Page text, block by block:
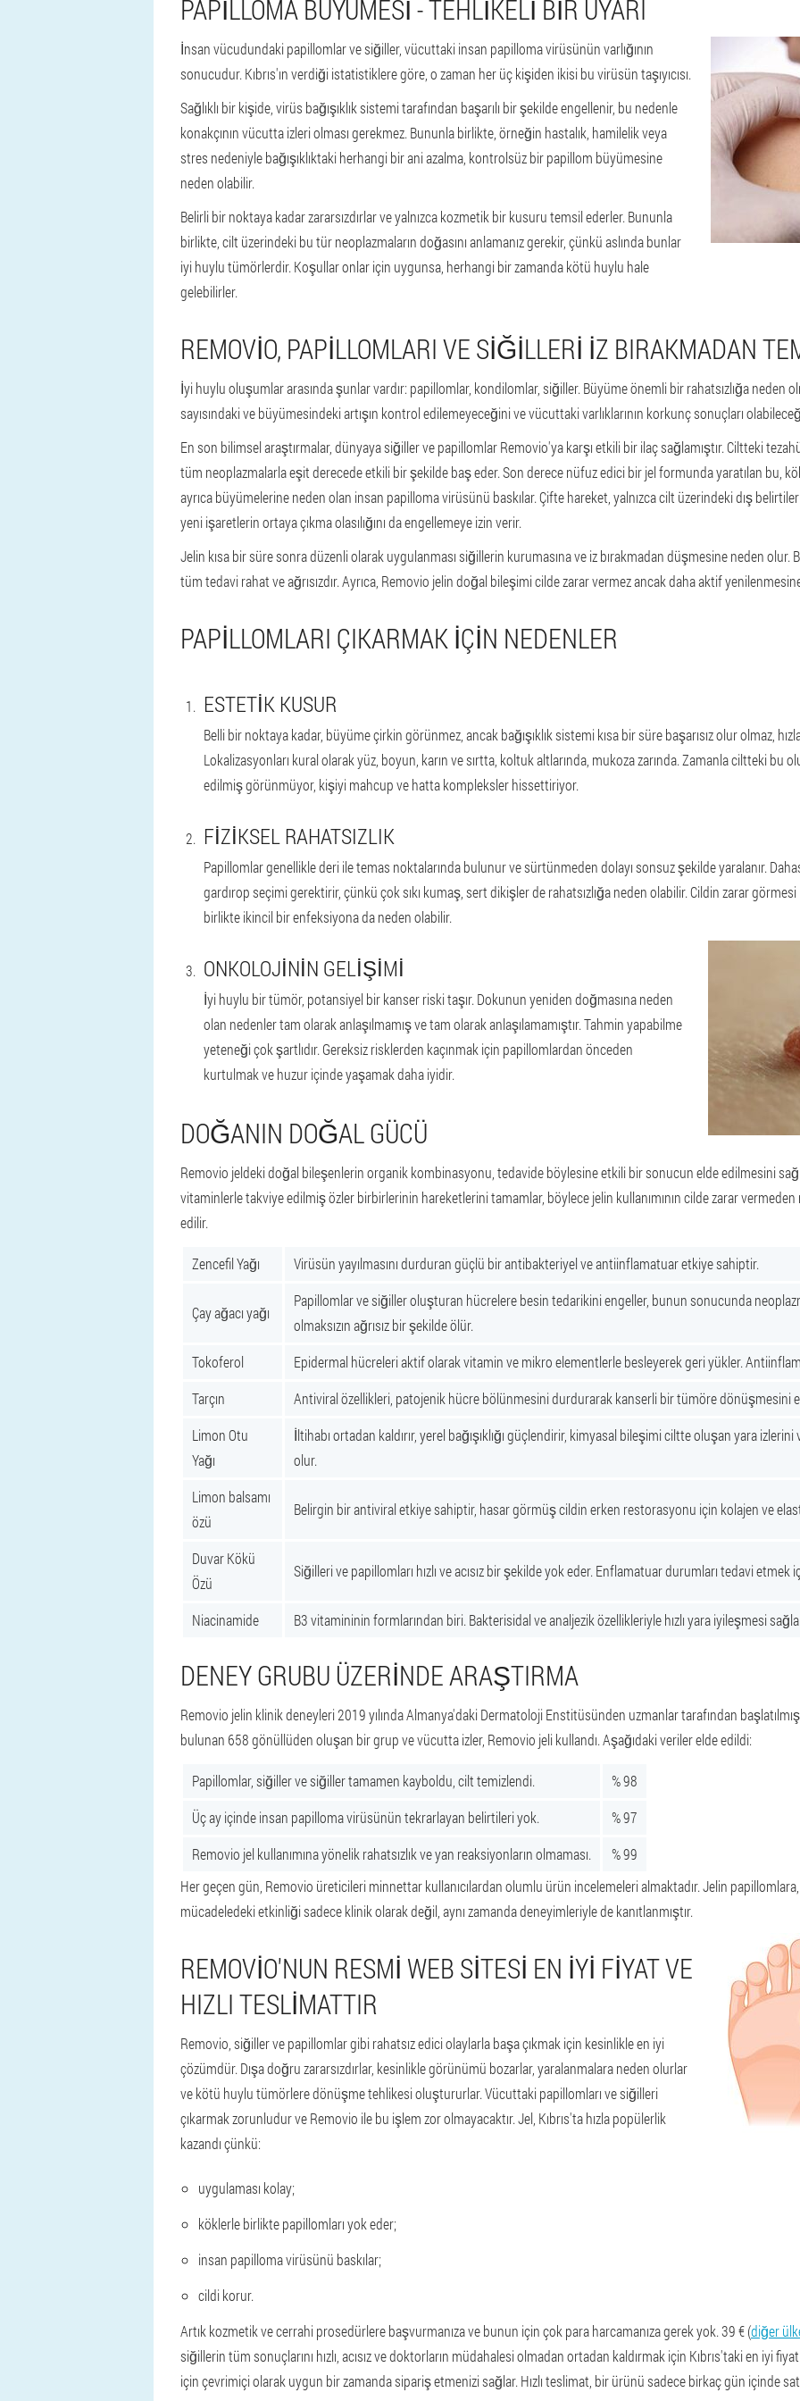
PAPILLOMA BÜYÜMESI - TEHLIKELI BIR UYARI
İnsan vücudundaki papillomlar ve siğiller, vücuttaki insan papilloma virüsünün varlığının
sonucudur. Kıbrıs'ın verdiği istatistiklere göre, o zaman her üç kişiden ikisi bu virüsün taşıyıcısı.
Sağlıklı bir kişide, virüs bağışıklık sistemi tarafından başarılı bir şekilde engellenir, bu nedenle
konakçının vücutta izleri olması gerekmez. Bununla birlikte, örneğin hastalık, hamilelik veya
stres nedeniyle bağışıklıktaki herhangi bir ani azalma, kontrolsüz bir papillom büyümesine
neden olabilir.
Belirli bir noktaya kadar zararsızdırlar ve yalnızca kozmetik bir kusuru temsil ederler. Bununla
birlikte, cilt üzerindeki bu tür neoplazmaların doğasını anlamanız gerekir, çünkü aslında bunlar
iyi huylu tümörlerdir. Koşullar onlar için uygunsa, herhangi bir zamanda kötü huylu hale
gelebilirler.
REMOVIO, PAPILLOMLARI VE SIĞILLERI IZ BIRAKMADAN
İyi huylu oluşumlar arasında şunlar vardır: papillomlar, kondilomlar, siğiller. Büyüme önemli bir rahatsızlığa neden
sayısındaki ve büyümesindeki artışın kontrol edilemeyeceğini ve vücuttaki varlıklarının korkunç sonuçları
En son bilimsel araştırmalar, dünyaya siğiller ve papillomlar Removio'ya karşı etkili bir ilaç sağlamıştır. Ciltteki
tüm neoplazmalarla eşit derecede etkili bir şekilde baş eder. Son derece nüfuz edici bir jel formunda yaratılan bu,
ayrıca büyümelerine neden olan insan papilloma virüsünü baskılar. Çifte hareket, yalnızca cilt üzerindeki dış
yeni işaretlerin ortaya çıkma olasılığını da engellemeye izin verir.
Jelin kısa bir süre sonra düzenli olarak uygulanması siğillerin kurumasına ve iz bırakmadan düşmesine neden
tüm tedavi rahat ve ağrısızdır. Ayrıca, Removio jelin doğal bileşimi cilde zarar vermez ancak daha aktif
PAPILLOMLARI ÇIKARMAK IÇIN NEDENLER
ESTETIK KUSUR
Belli bir noktaya kadar, büyüme çirkin görünmez, ancak bağışıklık sistemi kısa bir süre başarısız olur olmaz,
Lokalizasyonları kural olarak yüz, boyun, karın ve sırtta, koltuk altlarında, mukoza zarında. Zamanla ciltteki bu
edilmiş görünmüyor, kişiyi mahcup ve hatta kompleksler hissettiriyor.
FIZIKSEL RAHATSIZLIK
Papillomlar genellikle deri ile temas noktalarında bulunur ve sürtünmeden dolayı sonsuz şekilde yaralanır.
gardırop seçimi gerektirir, çünkü çok sıkı kumaş, sert dikişler de rahatsızlığa neden olabilir. Cildin zarar
birlikte ikincil bir enfeksiyona da neden olabilir.
ONKOLOJININ GELIŞIMI
İyi huylu bir tümör, potansiyel bir kanser riski taşır. Dokunun yeniden doğmasına neden
olan nedenler tam olarak anlaşılmamış ve tam olarak anlaşılamamıştır. Tahmin yapabilme
yeteneği çok şartlıdır. Gereksiz risklerden kaçınmak için papillomlardan önceden
kurtulmak ve huzur içinde yaşamak daha iyidir.
DOĞANIN DOĞAL GÜCÜ
Removio jeldeki doğal bileşenlerin organik kombinasyonu, tedavide böylesine etkili bir sonucun elde edilmesini
vitaminlerle takviye edilmiş özler birbirlerinin hareketlerini tamamlar, böylece jelin kullanımının cilde zarar vermeden
edilir.
Zencefil Yağı Virüsün yayılmasını durduran güçlü bir antibakteriyel ve antiinflamatuar etkiye sahiptir.
Çay ağacı yağı
Papillomlar ve siğiller oluşturan hücrelere besin tedarikini engeller, bunun sonucunda
olmaksızın ağrısız bir şekilde ölür.
Tokoferol
Epidermal hücreleri aktif olarak vitamin ve mikro elementlerle besleyerek geri yükler.
Tarçın
Antiviral özellikleri, patojenik hücre bölünmesini durdurarak kanserli bir tümöre dönüşmesini
Limon Otu
Yağı
İltihabı ortadan kaldırır, yerel bağışıklığı güçlendirir, kimyasal bileşimi ciltte oluşan yara izlerini
olur.
Limon balsamı
özü
Belirgin bir antiviral etkiye sahiptir, hasar görmüş cildin erken restorasyonu için kolajen ve
Duvar Kökü
Özü
Siğilleri ve papillomları hızlı ve acısız bir şekilde yok eder. Enflamatuar durumları tedavi etmek
Niacinamide B3 vitamininin formlarından biri. Bakterisidal ve analjezik özellikleriyle hızlı yara iyileşmesi sağlar.
DENEY GRUBU ÜZERINDE ARAŞTIRMA
Removio jelin klinik deneyleri 2019 yılında Almanya'daki Dermatoloji Enstitüsünden uzmanlar tarafından
bulunan 658 gönüllüden oluşan bir grup ve vücutta izler, Removio jeli kullandı. Aşağıdaki veriler elde edildi:
Papillomlar, siğiller ve siğiller tamamen kayboldu, cilt temizlendi.
% 98
Üç ay içinde insan papilloma virüsünün tekrarlayan belirtileri yok.
% 97
Removio jel kullanımına yönelik rahatsızlık ve yan reaksiyonların olmaması.
% 99
Her geçen gün, Removio üreticileri minnettar kullanıcılardan olumlu ürün incelemeleri almaktadır. Jelin
mücadeledeki etkinliği sadece klinik olarak değil, aynı zamanda deneyimleriyle de kanıtlanmıştır.
REMOVIO'NUN RESMI WEB SITESI EN IYI FIYAT VE
HIZLI TESLIMATTIR
Removio, siğiller ve papillomlar gibi rahatsız edici olaylarla başa çıkmak için kesinlikle en iyi
çözümdür. Dışa doğru zararsızdırlar, kesinlikle görünümü bozarlar, yaralanmalara neden olurlar
ve kötü huylu tümörlere dönüşme tehlikesi oluştururlar. Vücuttaki papillomları ve siğilleri
çıkarmak zorunludur ve Removio ile bu işlem zor olmayacaktır. Jel, Kıbrıs'ta hızla popülerlik
kazandı çünkü:
uygulaması kolay;
köklerle birlikte papillomları yok eder;
insan papilloma virüsünü baskılar;
cildi korur.
Artık kozmetik ve cerrahi prosedürlere başvurmanıza ve bunun için çok para harcamanıza gerek yok. 39 € (diğer
siğillerin tüm sonuçlarını hızlı, acısız ve doktorların müdahalesi olmadan ortadan kaldırmak için Kıbrıs'taki en iyi
için çevrimiçi olarak uygun bir zamanda sipariş etmenizi sağlar. Hızlı teslimat, bir ürünü sadece birkaç gün içinde